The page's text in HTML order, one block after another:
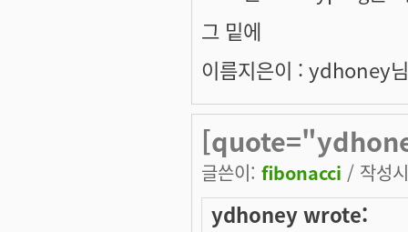
그 밑에
이름지은이 : ydhoney
글쓴이: fibonacci / 작성
ydhoney wrote: